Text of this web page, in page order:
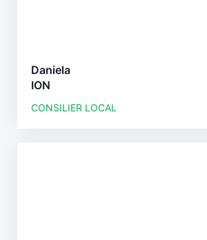
Daniela
ION
CONSILIER LOCAL